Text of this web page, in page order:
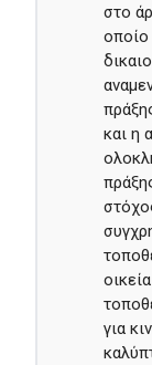
στο
οποίο
και η
για